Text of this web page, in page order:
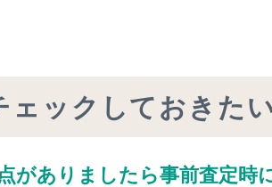
ェックしておきた
がありましたら事前査定時